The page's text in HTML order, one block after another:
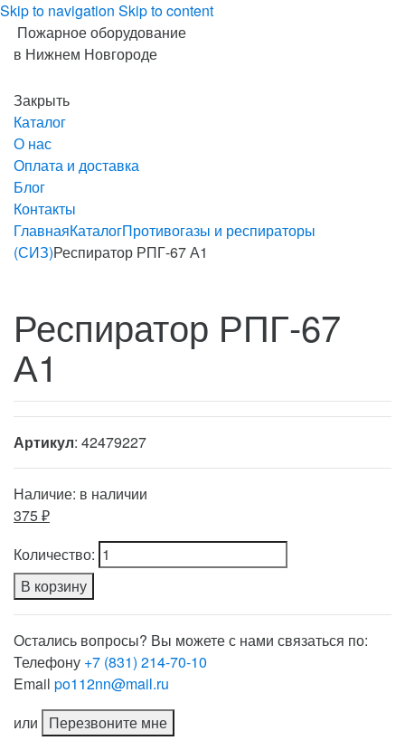
Skip to navigation Skip to content
Пожарное оборудование
в Нижнем Новгороде
Закрыть
Каталог
О нас
Оплата и доставка
Блог
Контакты
ГлавнаяКаталогПротивогазы и респираторы
(СИЗ)Респиратор РПГ-67 А1
Респиратор РПГ-67
А1
Артикул: 42479227
Наличие: в наличии
375 ₽
Количество:
В корзину
Остались вопросы? Вы можете с нами связаться по:
Телефону +7 (831) 214-70-10
Email po112nn@mail.ru
или
Перезвоните мне